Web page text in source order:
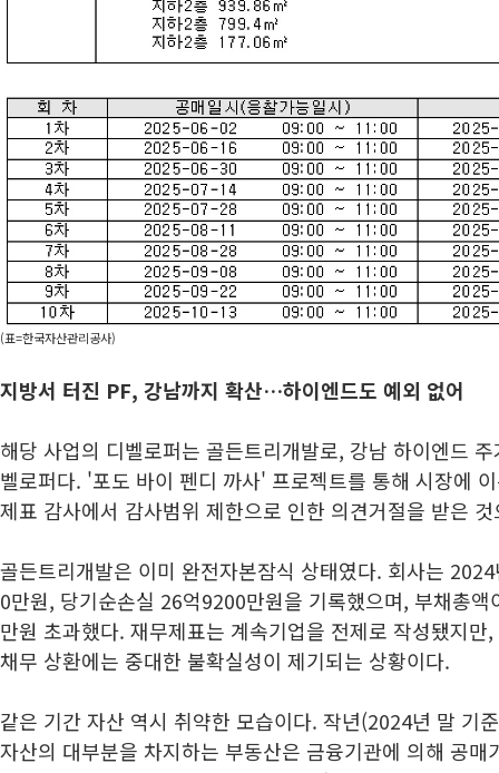
(표=한국자산관리공사)
지방서 터진 PF, 강남까지 확산…하이엔드도 예외 없어
해당 사업의 디벨로퍼는 골든트리개발로, 강남 하이엔드
벨로퍼다. '포도 바이 펜디 까사' 프로젝트를 통해 시장에
제표 감사에서 감사범위 제한으로 인한 의견거절을 받은
골든트리개발은 이미 완전자본잠식 상태였다. 회사는
0만원, 당기순손실 26억9200만원을 기록했으며, 부채총
만원 초과했다. 재무제표는 계속기업을 전제로 작성됐지만
채무 상환에는 중대한 불확실성이 제기되는 상황이다.
같은 기간 자산 역시 취약한 모습이다. 작년(2024년 말 기
자산의 대부분을 차지하는 부동산은 금융기관에 의해 공매